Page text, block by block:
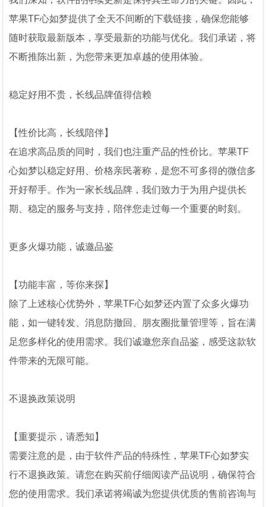
苹果TF心如梦提供了全天不间断的下载链接，确保您能够
随时获取最新版本，享受最新的功能与优化。我们承诺，将
不断推陈出新，为您带来更加卓越的使用体验。
稳定好用不贵，长线品牌值得信赖
【性价比高，长线陪伴】
在追求高品质的同时，我们也注重产品的性价比。苹果TF
心如梦以稳定好用、价格亲民著称，是您不可多得的微信多
开好帮手。作为一家长线品牌，我们致力于为用户提供长
期、稳定的服务与支持，陪伴您走过每一个重要的时刻。
更多火爆功能，诚邀品鉴
【功能丰富，等你来探】
除了上述核心优势外，苹果TF心如梦还内置了众多火爆功
能，如一键转发、消息防撤回、朋友圈批量管理等，旨在满
足您多样化的使用需求。我们诚邀您亲自品鉴，感受这款软
件带来的无限可能。
不退换政策说明
【重要提示，请悉知】
需要注意的是，由于软件产品的特殊性，苹果TF心如梦实
行不退换政策。请您在购买前仔细阅读产品说明，确保符合
您的使用需求。我们承诺将竭诚为您提供优质的售前咨询与